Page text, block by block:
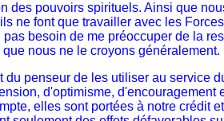
pouvoirs spirituels. Ainsi que
font que travailler avec les
besoin de me préoccuper de la
nous ne le croyons généralement.
penseur de les utiliser au service
d'optimisme,
elles sont portées à notre crédit